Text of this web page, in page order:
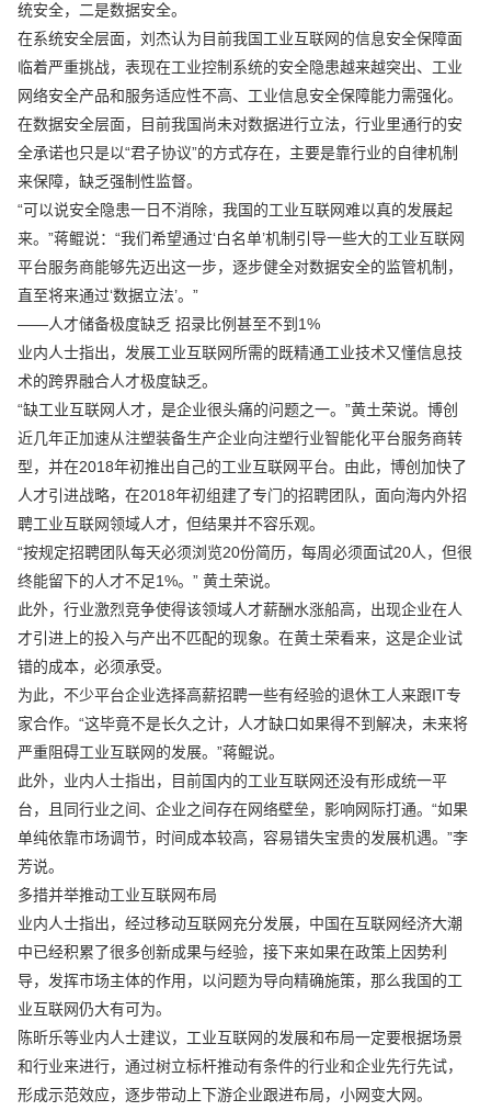
统安全，二是数据安全。
在系统安全层面，刘杰认为目前我国工业互联网的信息安全保障面
临着严重挑战，表现在工业控制系统的安全隐患越来越突出、工业
网络安全产品和服务适应性不高、工业信息安全保障能力需强化。
在数据安全层面，目前我国尚未对数据进行立法，行业里通行的安
全承诺也只是以“君子协议”的方式存在，主要是靠行业的自律机制
来保障，缺乏强制性监督。
“可以说安全隐患一日不消除，我国的工业互联网难以真的发展起
来。”蒋鲲说：“我们希望通过‘白名单’机制引导一些大的工业互联网
平台服务商能够先迈出这一步，逐步健全对数据安全的监管机制，
直至将来通过‘数据立法’。”
——人才储备极度缺乏 招录比例甚至不到1%
业内人士指出，发展工业互联网所需的既精通工业技术又懂信息技
术的跨界融合人才极度缺乏。
“缺工业互联网人才，是企业很头痛的问题之一。”黄土荣说。博创
近几年正加速从注塑装备生产企业向注塑行业智能化平台服务商转
型，并在2018年初推出自己的工业互联网平台。由此，博创加快了
人才引进战略，在2018年初组建了专门的招聘团队，面向海内外招
聘工业互联网领域人才，但结果并不容乐观。
“按规定招聘团队每天必须浏览20份简历，每周必须面试20人，但很
终能留下的人才不足1%。” 黄土荣说。
此外，行业激烈竞争使得该领域人才薪酬水涨船高，出现企业在人
才引进上的投入与产出不匹配的现象。在黄土荣看来，这是企业试
错的成本，必须承受。
为此，不少平台企业选择高薪招聘一些有经验的退休工人来跟IT专
家合作。“这毕竟不是长久之计，人才缺口如果得不到解决，未来将
严重阻碍工业互联网的发展。”蒋鲲说。
此外，业内人士指出，目前国内的工业互联网还没有形成统一平
台，且同行业之间、企业之间存在网络壁垒，影响网际打通。“如果
单纯依靠市场调节，时间成本较高，容易错失宝贵的发展机遇。”李
芳说。
多措并举推动工业互联网布局
业内人士指出，经过移动互联网充分发展，中国在互联网经济大潮
中已经积累了很多创新成果与经验，接下来如果在政策上因势利
导，发挥市场主体的作用，以问题为导向精确施策，那么我国的工
业互联网仍大有可为。
陈昕乐等业内人士建议，工业互联网的发展和布局一定要根据场景
和行业来进行，通过树立标杆推动有条件的行业和企业先行先试，
形成示范效应，逐步带动上下游企业跟进布局，小网变大网。